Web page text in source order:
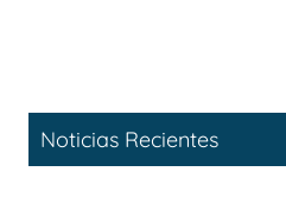
Noticias Recientes